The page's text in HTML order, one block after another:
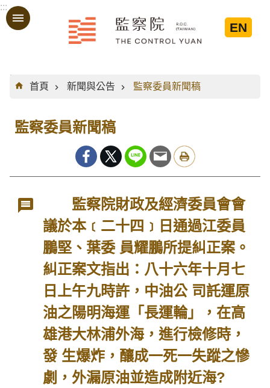
跳到主要內容區塊
:::
EN
:::
首頁
新聞與公告 監察委員新聞稿
監察委員新聞稿
監察院財政及經濟委員會會
議於本﹝二十四﹞日通過江委員
鵬堅、葉委 員耀鵬所提糾正案。
糾正案文指出：八十六年十月七
日上午九時許，中油公 司託運原
油之陽明海運「長運輪」，在高
雄港大林浦外海，進行檢修時，
發 生爆炸，釀成一死一失蹤之慘
劇，外漏原油並造成附近海?